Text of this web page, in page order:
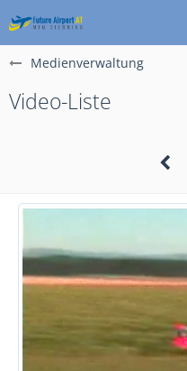
Medienverwaltung
Video-Liste